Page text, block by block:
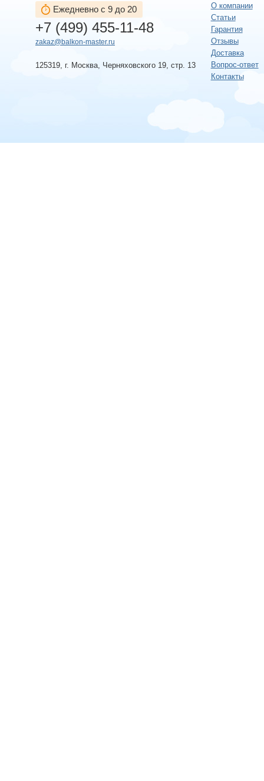
Ежедневно с 9 до 20
+7 (499) 455-11-48
zakaz@balkon-master.ru
125319, г. Москва, Черняховского 19, стр. 13
О компании
Статьи
Гарантия
Отзывы
Доставка
Вопрос-ответ
Контакты